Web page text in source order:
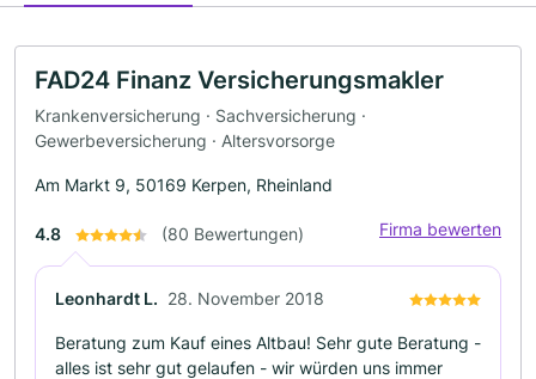
FAD24 Finanz Versicherungsmakler
Krankenversicherung · Sachversicherung ·
Gewerbeversicherung · Altersvorsorge
Am Markt 9, 50169 Kerpen, Rheinland
4.8 (80 Bewertungen) Firma bewerten
Leonhardt L. 28. November 2018
Beratung zum Kauf eines Altbau! Sehr gute Beratung -
alles ist sehr gut gelaufen - wir würden uns immer